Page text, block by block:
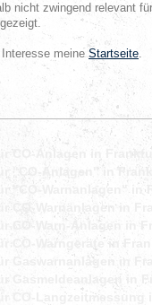
nicht zwingend relevant
Interesse meineStartseite.
CO-Anlagen in
"CO-Anlagen" in
"CO-Warnanlagen" in
CO-Warnanlagen in
CO-Warn-Anlagen in
CO-Warngeräte in
Gaswarnanlagen in
Gasmeldeanlagen in
CO-Langzeitmessung